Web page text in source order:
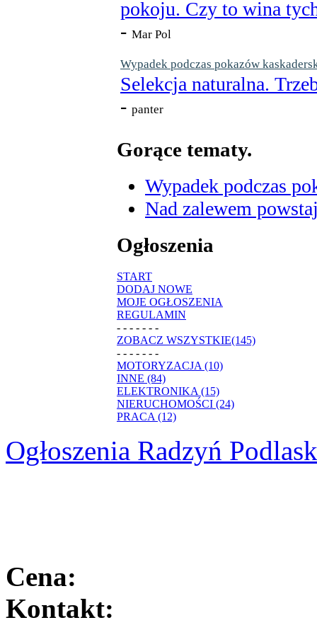
pokoju. Czy to wina
- Mar Pol
Wypadek podczas pokazów
Selekcja naturalna.
- panter
Gorące tematy.
Wypadek podczas
Nad zalewem
Ogłoszenia
START
DODAJ NOWE
MOJE OGŁOSZENIA
REGULAMIN
- - - - - - -
ZOBACZ WSZYSTKIE(145)
- - - - - - -
MOTORYZACJA (10)
INNE (84)
ELEKTRONIKA (15)
NIERUCHOMOŚCI (24)
PRACA (12)
Ogłoszenia Radzyń
Cena:
Kontakt: